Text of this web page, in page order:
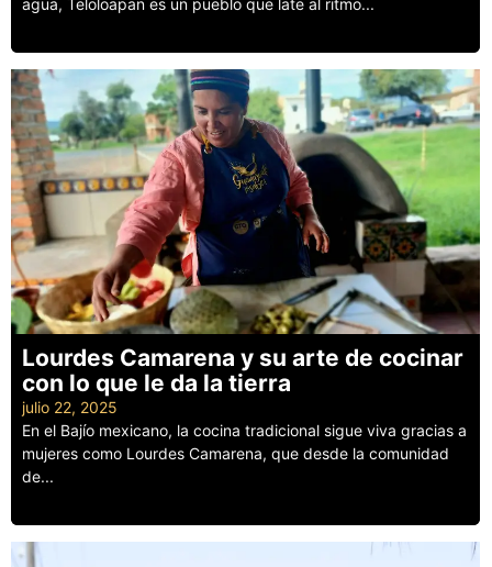
agua, Teloloapan es un pueblo que late al ritmo...
Lourdes Camarena y su arte de cocinar
con lo que le da la tierra
julio 22, 2025
En el Bajío mexicano, la cocina tradicional sigue viva gracias a
mujeres como Lourdes Camarena, que desde la comunidad
de...